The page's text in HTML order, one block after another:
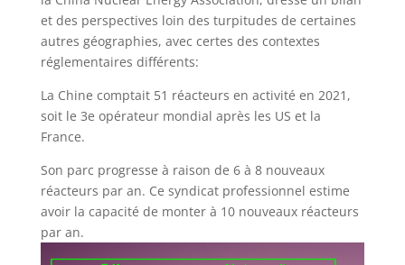
et des perspectives loin des turpitudes de certaines
autres géographies, avec certes des contextes
réglementaires différents:
La Chine comptait 51 réacteurs en activité en 2021,
soit le 3e opérateur mondial après les US et la
France.
Son parc progresse à raison de 6 à 8 nouveaux
réacteurs par an. Ce syndicat professionnel estime
avoir la capacité de monter à 10 nouveaux réacteurs
par an.